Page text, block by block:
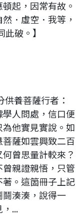
起，因常有故。
．虛空．我等，
破。】
養菩薩行者：
學人問處，信口便
他實見實說。如
薩如雲興致二百
曾思量計較來？
親證親悟，只管
。這箇冊子上記
湊湊，說得一
...